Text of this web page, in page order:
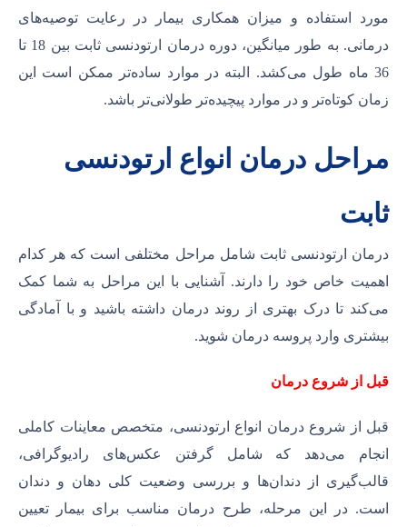
مورد استفاده و میزان همکاری بیمار در رعایت توصیه‌های
درمانی. به طور میانگین، دوره درمان ارتودنسی ثابت بین 18 تا
36 ماه طول می‌کشد. البته در موارد ساده‌تر ممکن است این
زمان کوتاه‌تر و در موارد پیچیده‌تر طولانی‌تر باشد.
مراحل درمان انواع ارتودنسی
ثابت
درمان ارتودنسی ثابت شامل مراحل مختلفی است که هر کدام
اهمیت خاص خود را دارند. آشنایی با این مراحل به شما کمک
می‌کند تا درک بهتری از روند درمان داشته باشید و با آمادگی
بیشتری وارد پروسه درمان شوید.
قبل از شروع درمان
قبل از شروع درمان انواع ارتودنسی، متخصص معاینات کاملی
انجام می‌دهد که شامل گرفتن عکس‌های رادیوگرافی،
قالب‌گیری از دندان‌ها و بررسی وضعیت کلی دهان و دندان
است. در این مرحله، طرح درمان مناسب برای بیمار تعیین